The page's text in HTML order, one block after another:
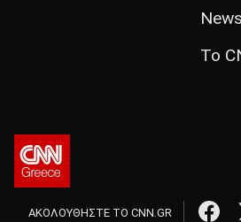
Το
ΑΚΟΛΟΥΘΗΣΤΕ ΤΟ CNN.GR